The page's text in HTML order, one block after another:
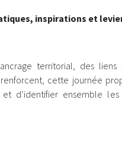
inspirations et
territorial, des
cette journée
d’identifier ensemble les